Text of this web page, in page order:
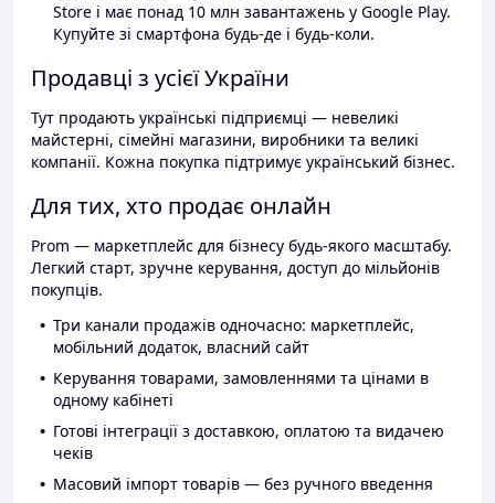
Store і має понад 10 млн завантажень у Google Play.
Купуйте зі смартфона будь-де і будь-коли.
Продавці з усієї України
Тут продають українські підприємці — невеликі
майстерні, сімейні магазини, виробники та великі
компанії. Кожна покупка підтримує український бізнес.
Для тих, хто продає онлайн
Prom — маркетплейс для бізнесу будь-якого масштабу.
Легкий старт, зручне керування, доступ до мільйонів
покупців.
Три канали продажів одночасно: маркетплейс,
мобільний додаток, власний сайт
Керування товарами, замовленнями та цінами в
одному кабінеті
Готові інтеграції з доставкою, оплатою та видачею
чеків
Масовий імпорт товарів — без ручного введення